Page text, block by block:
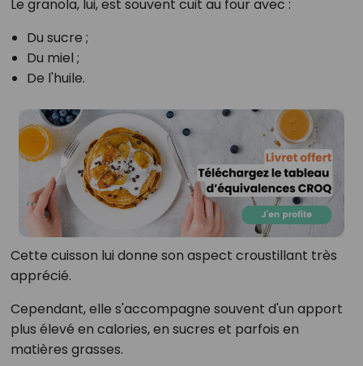
Le granola, lui, est souvent cuit au four avec :
Du sucre ;
Du miel ;
De l'huile.
Cette cuisson lui donne son aspect croustillant très
apprécié.
Cependant, elle s'accompagne souvent d'un apport
plus élevé en calories, en sucres et parfois en
matières grasses.